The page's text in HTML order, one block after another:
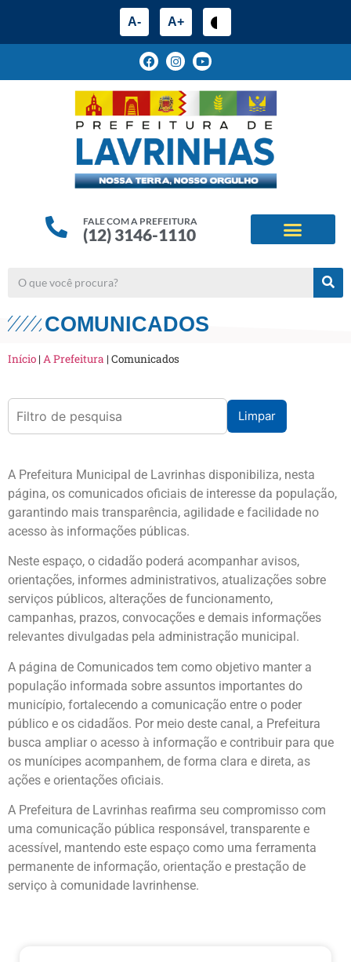
A- A+
FALE COM A PREFEITURA
(12) 3146-1110
COMUNICADOS
Início | A Prefeitura | Comunicados
Limpar
A Prefeitura Municipal de Lavrinhas disponibiliza, nesta
página, os comunicados oficiais de interesse da população,
garantindo mais transparência, agilidade e facilidade no
acesso às informações públicas.
Neste espaço, o cidadão poderá acompanhar avisos,
orientações, informes administrativos, atualizações sobre
serviços públicos, alterações de funcionamento,
campanhas, prazos, convocações e demais informações
relevantes divulgadas pela administração municipal.
A página de Comunicados tem como objetivo manter a
população informada sobre assuntos importantes do
município, fortalecendo a comunicação entre o poder
público e os cidadãos. Por meio deste canal, a Prefeitura
busca ampliar o acesso à informação e contribuir para que
os munícipes acompanhem, de forma clara e direta, as
ações e orientações oficiais.
A Prefeitura de Lavrinhas reafirma seu compromisso com
uma comunicação pública responsável, transparente e
acessível, mantendo este espaço como uma ferramenta
permanente de informação, orientação e prestação de
serviço à comunidade lavrinhense.